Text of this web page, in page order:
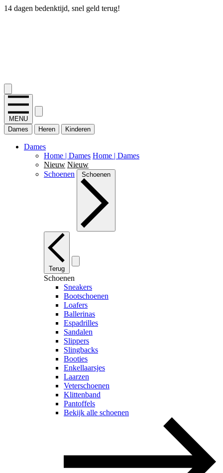
14 dagen bedenktijd, snel geld terug!
MENU
Dames
Heren Kinderen
Dames
Home | Dames Home | Dames
Nieuw Nieuw
Schoenen
Schoenen
Terug
Schoenen
Sneakers
Bootschoenen
Loafers
Ballerinas
Espadrilles
Sandalen
Slippers
Slingbacks
Booties
Enkellaarsjes
Laarzen
Veterschoenen
Klittenband
Pantoffels
Bekijk alle schoenen